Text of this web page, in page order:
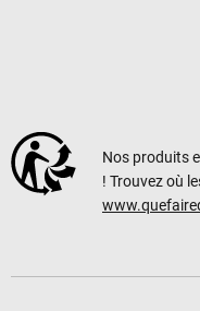
Nos produits
! Trouvez où